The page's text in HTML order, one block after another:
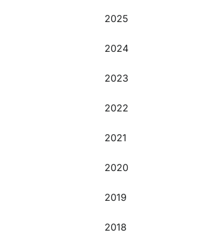
2025
2024
2023
2022
2021
2020
2019
2018